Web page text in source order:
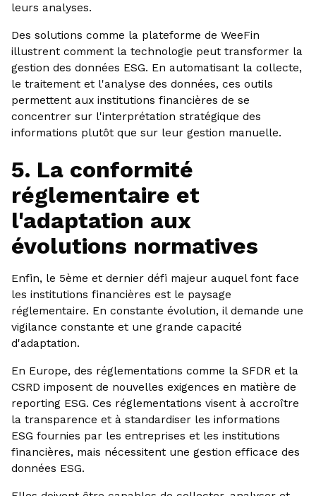
leurs analyses.
Des solutions comme la plateforme de WeeFin
illustrent comment la technologie peut transformer la
gestion des données ESG. En automatisant la collecte,
le traitement et l'analyse des données, ces outils
permettent aux institutions financières de se
concentrer sur l'interprétation stratégique des
informations plutôt que sur leur gestion manuelle.
5. La conformité
réglementaire et
l'adaptation aux
évolutions normatives
Enfin, le 5ème et dernier défi majeur auquel font face
les institutions financières est le paysage
réglementaire. En constante évolution, il demande une
vigilance constante et une grande capacité
d'adaptation.
En Europe, des réglementations comme la SFDR et la
CSRD imposent de nouvelles exigences en matière de
reporting ESG. Ces réglementations visent à accroître
la transparence et à standardiser les informations
ESG fournies par les entreprises et les institutions
financières, mais nécessitent une gestion efficace des
données ESG.